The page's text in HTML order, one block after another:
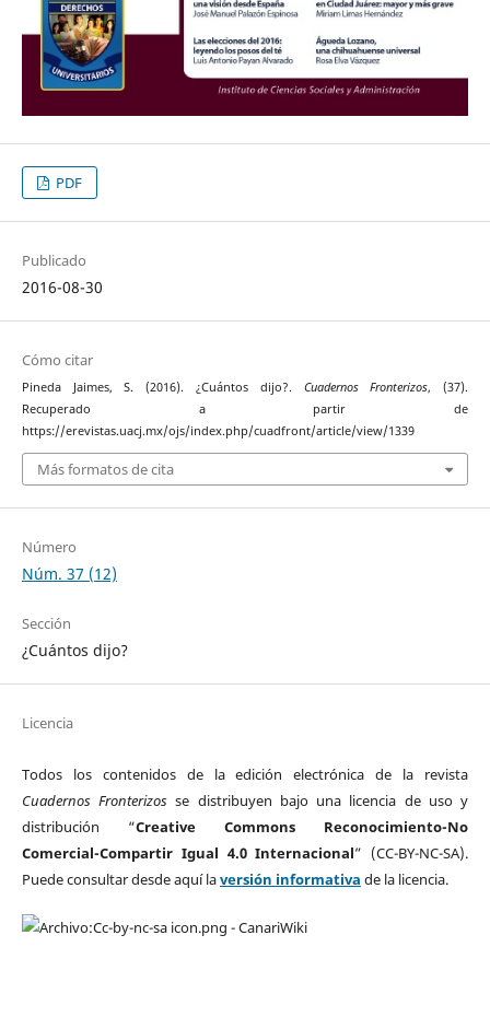
PDF
Publicado
2016-08-30
Cómo citar
Pineda Jaimes, S. (2016). ¿Cuántos dijo?. Cuadernos Fronterizos, (37).
Recuperado a partir de
https://erevistas.uacj.mx/ojs/index.php/cuadfront/article/view/1339
Más formatos de cita
Número
Núm. 37 (12)
Sección
¿Cuántos dijo?
Licencia
Todos los contenidos de la edición electrónica de la revista
Cuadernos Fronterizos se distribuyen bajo una licencia de uso y
distribución “Creative Commons Reconocimiento-No
Comercial-Compartir Igual 4.0 Internacional” (CC-BY-NC-SA).
Puede consultar desde aquí laversión informativa de la licencia.